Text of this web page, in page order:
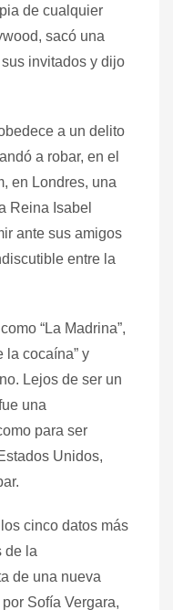
de cualquier
sacó una
invitados y dijo
a un delito
a robar, en el
en Londres, una
Reina Isabel
ante sus amigos
entre la
“La Madrina”,
la cocaína” y
Lejos de ser un
una
para ser
Unidos,
cinco datos más
de la
de una nueva
Sofía Vergara,